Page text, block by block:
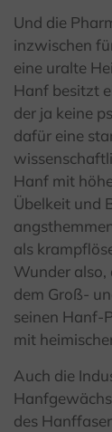
Und die
inzwischen
eine uralte
Hanf besitzt
der ja keine
dafür eine
Hanf mit
Übelkeit und
als
Wunder also,
dem Groß-
seinen Hanf-
mit
Auch die
des